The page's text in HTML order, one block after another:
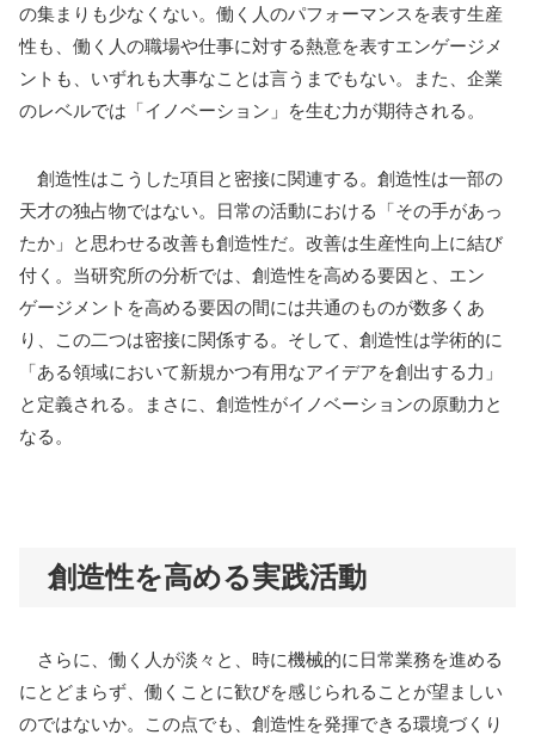
の集まりも少なくない。働く人のパフォーマンスを表す生産
性も、働く人の職場や仕事に対する熱意を表すエンゲージメ
ントも、いずれも大事なことは言うまでもない。また、企業
のレベルでは「イノベーション」を生む力が期待される。
創造性はこうした項目と密接に関連する。創造性は一部の
天才の独占物ではない。日常の活動における「その手があっ
たか」と思わせる改善も創造性だ。改善は生産性向上に結び
付く。当研究所の分析では、創造性を高める要因と、エン
ゲージメントを高める要因の間には共通のものが数多くあ
り、この二つは密接に関係する。そして、創造性は学術的に
「ある領域において新規かつ有用なアイデアを創出する力」
と定義される。まさに、創造性がイノベーションの原動力と
なる。
創造性を高める実践活動
さらに、働く人が淡々と、時に機械的に日常業務を進める
にとどまらず、働くことに歓びを感じられることが望ましい
のではないか。この点でも、創造性を発揮できる環境づくり